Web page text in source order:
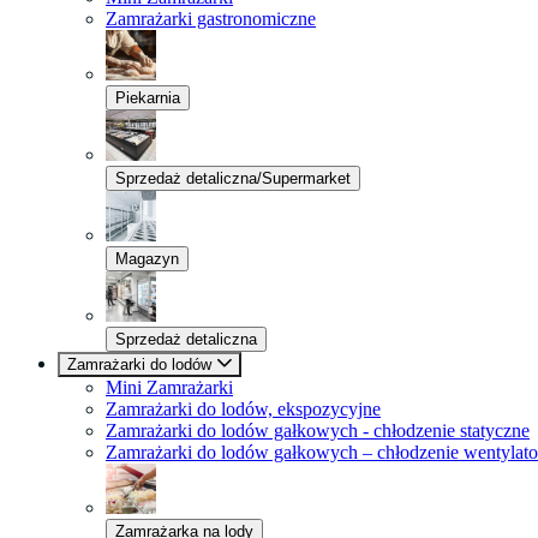
Zamrażarki gastronomiczne
Piekarnia
Sprzedaż detaliczna/Supermarket
Magazyn
Sprzedaż detaliczna
Zamrażarki do lodów
Mini Zamrażarki
Zamrażarki do lodów, ekspozycyjne
Zamrażarki do lodów gałkowych - chłodzenie statyczne
Zamrażarki do lodów gałkowych – chłodzenie
Zamrażarka na lody